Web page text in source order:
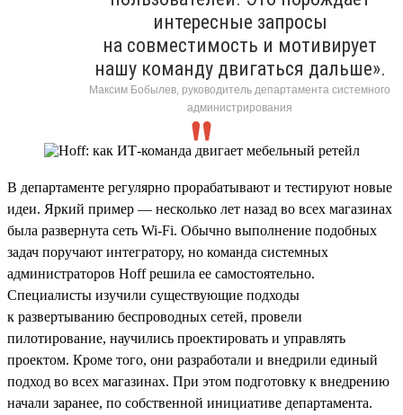
интересные запросы
на совместимость и мотивирует
нашу команду двигаться дальше».
Максим Бобылев, руководитель департамента системного
администрирования
В департаменте регулярно прорабатывают и тестируют новые
идеи. Яркий пример — несколько лет назад во всех магазинах
была развернута сеть Wi-Fi. Обычно выполнение подобных
задач поручают интегратору, но команда системных
администраторов Hoff решила ее самостоятельно.
Специалисты изучили существующие подходы
к развертыванию беспроводных сетей, провели
пилотирование, научились проектировать и управлять
проектом. Кроме того, они разработали и внедрили единый
подход во всех магазинах. При этом подготовку к внедрению
начали заранее, по собственной инициативе департамента.